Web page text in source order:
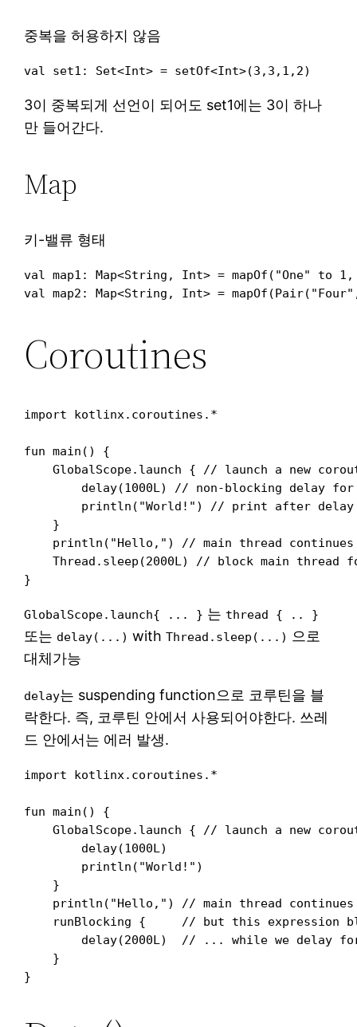
중복을 허용하지 않음
3이 중복되게 선언이 되어도 set1에는 3이 하나
만 들어간다.
Map
키-밸류 형태
val map1: Map<String, Int> = mapOf("One" to
Coroutines
import kotlinx.coroutines.*
fun main() {
GlobalScope.launch { // launch a new
delay(1000L) // non-blocking delay
        println("World!") // print after delay
    }
println("Hello,") // main thread
Thread.sleep(2000L) // block main thread
GlobalScope.launch{ ... } 는 thread { .. }
또는 delay(...) withThread.sleep(...)
으로
대체가능
delay는 suspending function으로 코루틴을 블
락한다. 즉, 코루틴 안에서 사용되어야한다. 쓰레
드 안에서는 에러 발생.
import kotlinx.coroutines.*
fun main() {
GlobalScope.launch { // launch a new
        delay(1000L)
        println("World!")
    }
println("Hello,") // main thread
runBlocking {     // but this expression
delay(2000L)  // ... while we delay
    }